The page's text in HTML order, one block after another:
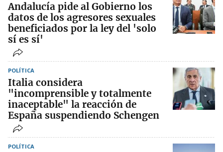
Andalucía pide al Gobierno los
datos de los agresores sexuales
beneficiados por la ley del 'solo
sí es sí'
POLÍTICA
Italia considera
"incomprensible y totalmente
inaceptable" la reacción de
España suspendiendo Schengen
POLÍTICA